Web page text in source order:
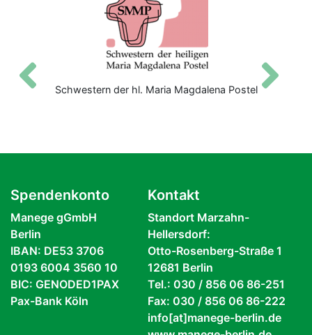
Schwestern der hl. Maria Magdalena Postel
Zurück
Spendenkonto
Manege gGmbH
Berlin
IBAN: DE53 3706
0193 6004 3560 10
BIC: GENODED1PAX
Pax-Bank Köln
Kontakt
Standort Marzahn-
Hellersdorf:
Otto-Rosenberg-Straße 1
12681 Berlin
Tel.: 030 / 856 06 86-251
Fax: 030 / 856 06 86-222
info[at]manege-berlin.de